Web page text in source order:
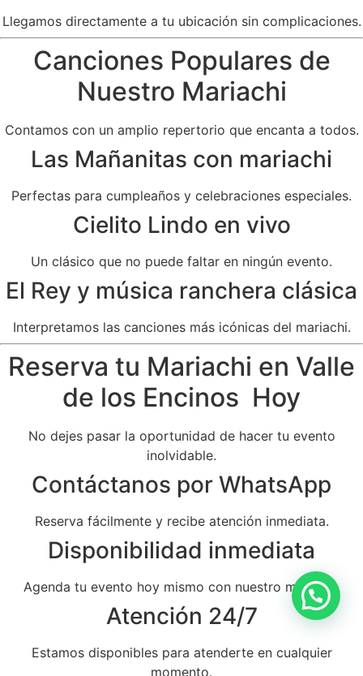
Llegamos directamente a tu ubicación sin complicaciones.
Canciones Populares de
Nuestro Mariachi
Contamos con un amplio repertorio que encanta a todos.
Las Mañanitas con mariachi
Perfectas para cumpleaños y celebraciones especiales.
Cielito Lindo en vivo
Un clásico que no puede faltar en ningún evento.
El Rey y música ranchera clásica
Interpretamos las canciones más icónicas del mariachi.
Reserva tu Mariachi en Valle
de los Encinos Hoy
No dejes pasar la oportunidad de hacer tu evento
inolvidable.
Contáctanos por WhatsApp
Reserva fácilmente y recibe atención inmediata.
Disponibilidad inmediata
Agenda tu evento hoy mismo con nuestro mariachi.
Atención 24/7
Estamos disponibles para atenderte en cualquier
momento.